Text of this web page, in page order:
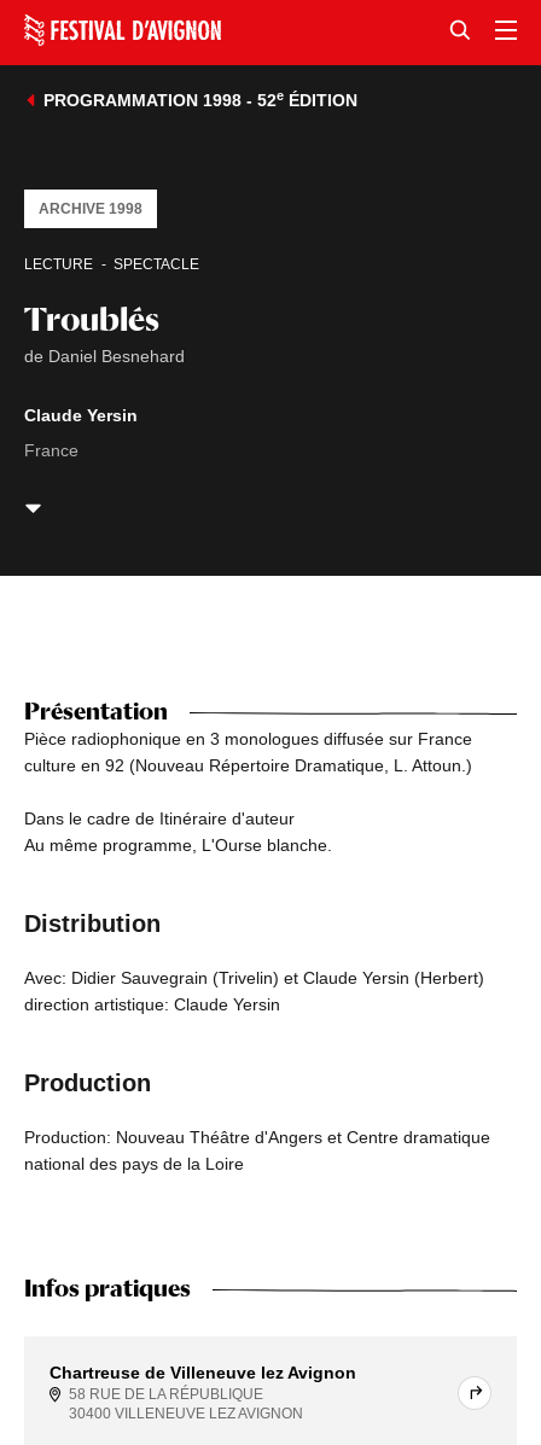
PROGRAMMATION 1998 - 52eÉDITION
Troublés
de Daniel Besnehard
LECTURE SPECTACLE
ARCHIVE 1998
Claude Yersin
France
Présentation
Pièce radiophonique en 3 monologues diffusée sur France
culture en 92 (Nouveau Répertoire Dramatique, L. Attoun.)
Dans le cadre de Itinéraire d'auteur
Au même programme, L'Ourse blanche.
Distribution
Avec: Didier Sauvegrain (Trivelin) et Claude Yersin (Herbert)
direction artistique: Claude Yersin
Production
Production: Nouveau Théâtre d'Angers et Centre dramatique
national des pays de la Loire
Infos pratiques
Chartreuse de Villeneuve lez Avignon
58 RUE DE LA RÉPUBLIQUE
30400 VILLENEUVE LEZ AVIGNON